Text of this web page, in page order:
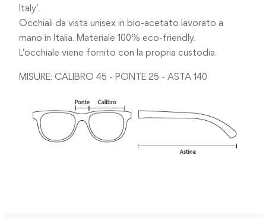
Italy’.
Occhiali da vista unisex in bio-acetato lavorato a
mano in Italia. Materiale 100% eco-friendly.
L’occhiale viene fornito con la propria custodia.
MISURE: CALIBRO 45 - PONTE 25 - ASTA 140